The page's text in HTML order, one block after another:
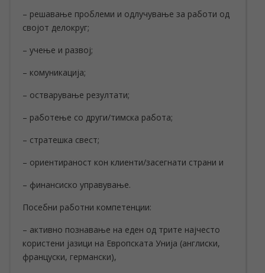
– решавање проблеми и одлучување за работи од
својот делокруг;
– учење и развој;
– комуникација;
– остварување резултати;
– работење со други/тимска работа;
– стратешка свест;
– ориентираност кон клиенти/засегнати страни и
– финансиско управување.
Посебни работни компетенции:
– активно познавање на еден од трите најчесто
користени јазици на Европската Унија (англиски,
француски, германски),